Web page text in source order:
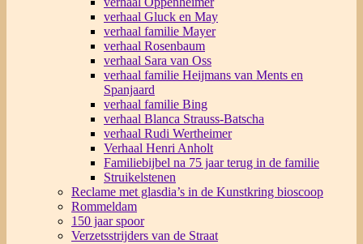
verhaal Gluck en May
verhaal familie Mayer
verhaal Rosenbaum
verhaal Sara van Oss
verhaal familie Heijmans van Ments en
Spanjaard
verhaal familie Bing
verhaal Blanca Strauss-Batscha
verhaal Rudi Wertheimer
Verhaal Henri Anholt
Familiebijbel na 75 jaar terug in de familie
Struikelstenen
Reclame met glasdia’s in de Kunstkring bioscoop
Rommeldam
150 jaar spoor
Verzetsstrijders van de Straat